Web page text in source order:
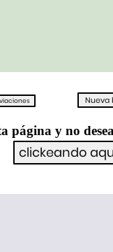
página y no